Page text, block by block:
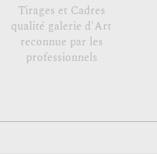
Tirages et Cadres
qualité galerie d'Art
reconnue par les
professionnels